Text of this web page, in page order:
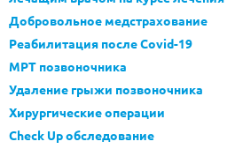
Добровольное медстрахование
Реабилитация после Covid-19
МРТ позвоночника
Удаление грыжи позвоночника
Хирургические операции
Check Up обследование